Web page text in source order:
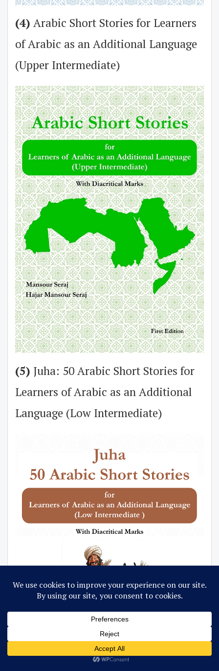
(4)Arabic Short Stories for Learners
of Arabic as an Additional Language
(Upper Intermediate)
(5)Juha: 50 Arabic Short Stories for
Learners of Arabic as an Additional
Language (Low Intermediate)